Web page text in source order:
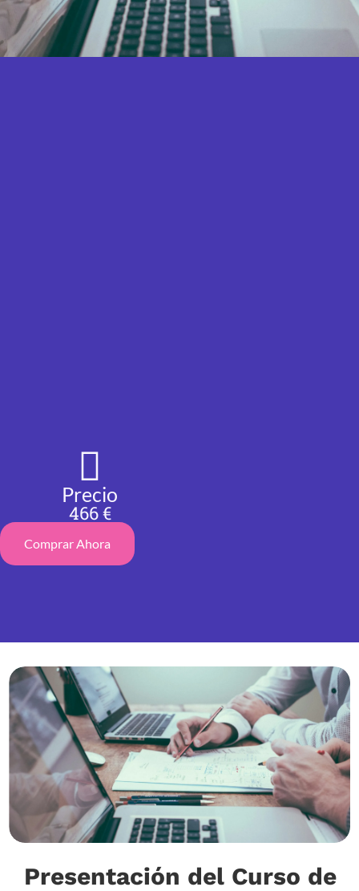
Precio
466 €
Comprar Ahora
Presentación del Curso de